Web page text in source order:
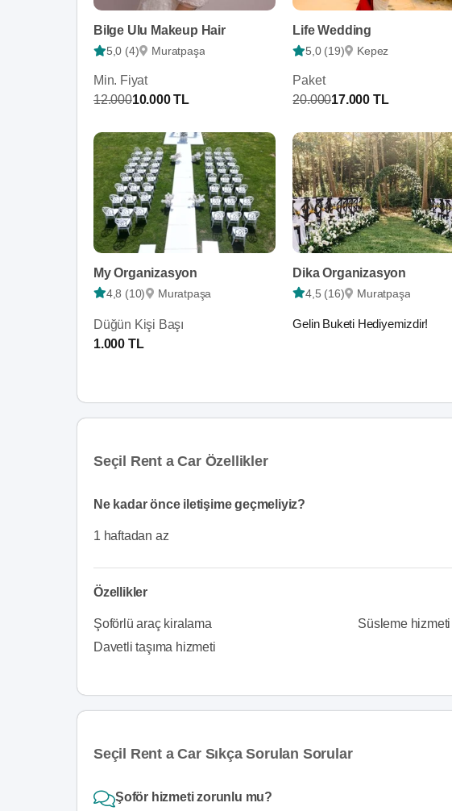
Bilge Ulu Makeup Hair
5,0 (4) Muratpaşa
Min. Fiyat
12.00010.000 TL
Life Wedding
5,0 (19) Kepez
Paket
20.00017.000 TL
My Organizasyon
4,8 (10) Muratpaşa
Düğün Kişi Başı
1.000 TL
Dika Organizasyon
4,5 (16) Muratpaşa
Gelin Buketi Hediyemizdir!
Seçil Rent a Car Özellikler
Ne kadar önce iletişime geçmeliyiz?
1 haftadan az
Özellikler
Şoförlü araç kiralama
Süsleme hizmeti
Davetli taşıma hizmeti
Seçil Rent a Car Sıkça Sorulan Sorular
Şoför hizmeti zorunlu mu?